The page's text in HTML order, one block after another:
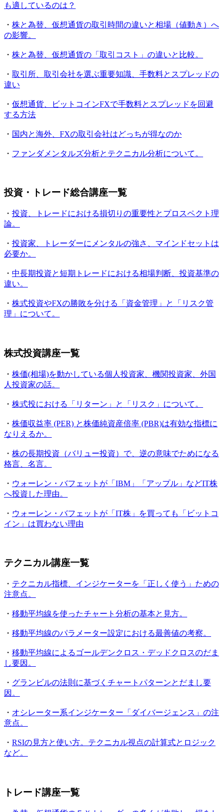
も適しているのは？
・ 株と為替、仮想通貨の取引時間の違いと相場（値動き）へ
の影響。
・ 株と為替、仮想通貨の「取引コスト」の違いと比較。
・ 取引所、取引会社を選ぶ重要知識、手数料とスプレッドの
違い
・ 仮想通貨、ビットコインFXで手数料とスプレッドを回避
する方法
・ 国内と海外、FXの取引会社はどっちが得なのか
・ ファンダメンタルズ分析とテクニカル分析について。
投資・トレード総合講座一覧
・ 投資、トレードにおける損切りの重要性とプロスペクト理
論。
・ 投資家、トレーダーにメンタルの強さ、マインドセットは
必要か。
・ 中長期投資と短期トレードにおける相場判断、投資基準の
違い。
・ 株式投資やFXの勝敗を分ける「資金管理」と「リスク管
理」について。
株式投資講座一覧
・ 株価(相場)を動かしている個人投資家、機関投資家、外国
人投資家の話。
・ 株式投における「リターン」と「リスク」について。
・ 株価収益率 (PER) と株価純資産倍率 (PBR)は有効な指標に
なりえるか。
・ 株の長期投資（バリュー投資）で、逆の意味でためになる
格言、名言。
・ ウォーレン・バフェットが「IBM」「アップル」などIT株
へ投資した理由。
・ ウォーレン・バフェットが「IT株」を買っても「ビットコ
イン」は買わない理由
テクニカル講座一覧
・ テクニカル指標、インジケーターを「正しく使う」ための
注意点。
・ 移動平均線を使ったチャート分析の基本と見方。
・ 移動平均線のパラメーター設定における最善値の考察。
・ 移動平均線によるゴールデンクロス・デッドクロスのだま
し要因。
・ グランビルの法則に基づくチャートパターンとだまし要
因。
・ オシレーター系インジケーター「ダイバージェンス」の注
意点。
・ RSIの見方と使い方。テクニカル視点の計算式とロジック
など。
トレード講座一覧